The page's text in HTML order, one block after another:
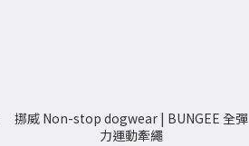
挪威 Non-stop dogwear | BUNGEE 全彈
力運動牽繩